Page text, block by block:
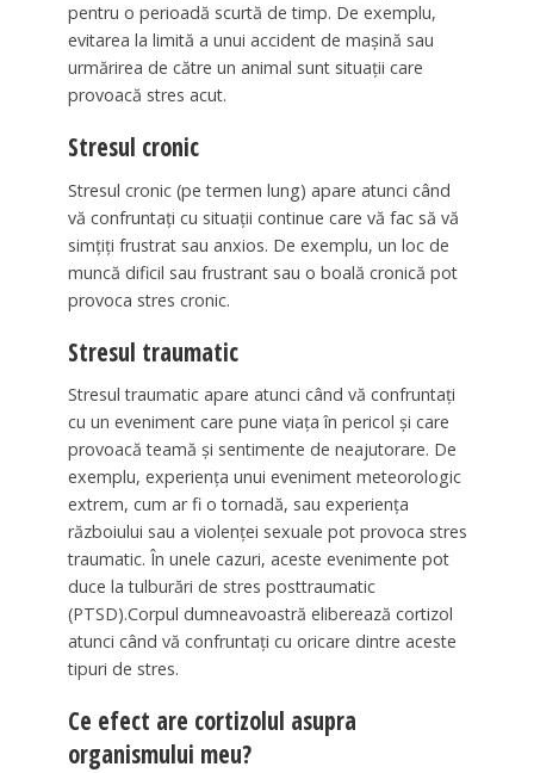
pentru o perioadă scurtă de timp. De exemplu,
evitarea la limită a unui accident de mașină sau
urmărirea de către un animal sunt situații care
provoacă stres acut.
Stresul cronic
Stresul cronic (pe termen lung) apare atunci când
vă confruntați cu situații continue care vă fac să vă
simțiți frustrat sau anxios. De exemplu, un loc de
muncă dificil sau frustrant sau o boală cronică pot
provoca stres cronic.
Stresul traumatic
Stresul traumatic apare atunci când vă confruntați
cu un eveniment care pune viața în pericol și care
provoacă teamă și sentimente de neajutorare. De
exemplu, experiența unui eveniment meteorologic
extrem, cum ar fi o tornadă, sau experiența
războiului sau a violenței sexuale pot provoca stres
traumatic. În unele cazuri, aceste evenimente pot
duce la tulburări de stres posttraumatic
(PTSD).Corpul dumneavoastră eliberează cortizol
atunci când vă confruntați cu oricare dintre aceste
tipuri de stres.
Ce efect are cortizolul asupra
organismului meu?